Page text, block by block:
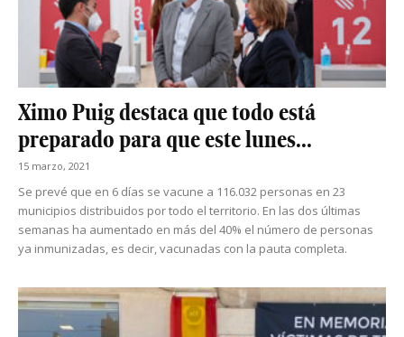
Ximo Puig destaca que todo está
preparado para que este lunes...
15 marzo, 2021
Se prevé que en 6 días se vacune a 116.032 personas en 23
municipios distribuidos por todo el territorio. En las dos últimas
semanas ha aumentado en más del 40% el número de personas
ya inmunizadas, es decir, vacunadas con la pauta completa.